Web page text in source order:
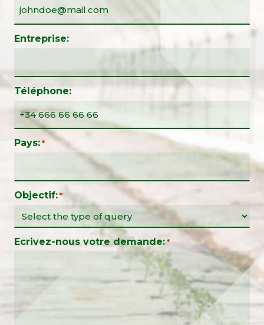
Entreprise:
Téléphone:
Pays: *
Objectif: *
Ecrivez-nous votre demande: *